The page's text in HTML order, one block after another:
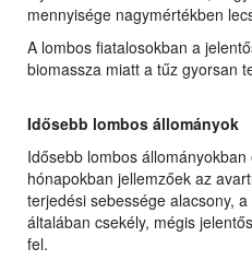
mennyisége nagymértékben
A lombos fiatalosokban a
biomassza miatt a tűz gyorsan
Idősebb lombos állományok
Idősebb lombos
hónapokban jellemzőek az
terjedési sebessége alacsony,
általában csekély, mégis
fel.